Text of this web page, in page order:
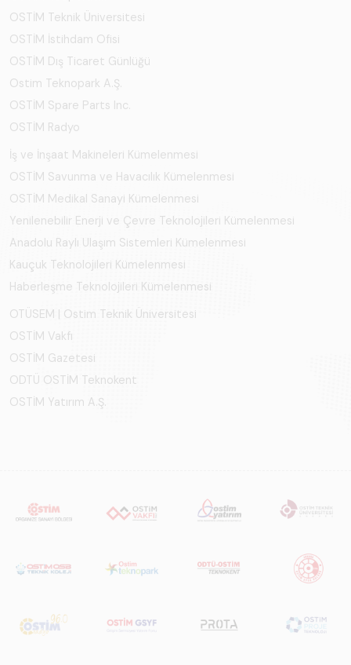
OSTİM Teknik Üniversitesi
OSTİM İstihdam Ofisi
OSTİM Dış Ticaret Günlüğü
Ostim Teknopark A.Ş.
OSTİM Spare Parts Inc.
OSTİM Radyo
İş ve İnşaat Makineleri Kümelenmesi
OSTİM Savunma ve Havacılık Kümelenmesi
OSTİM Medikal Sanayi Kümelenmesi
Yenilenebilir Enerji ve Çevre Teknolojileri Kümelenmesi
Anadolu Raylı Ulaşım Sistemleri Kümelenmesi
Kauçuk Teknolojileri Kümelenmesi
Haberleşme Teknolojileri Kümelenmesi
OTÜSEM | Ostim Teknik Üniversitesi
OSTİM Vakfı
OSTİM Gazetesi
ODTÜ OSTİM Teknokent
OSTİM Yatırım A.Ş.